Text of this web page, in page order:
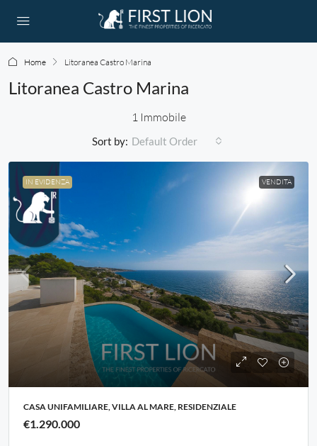
Home Litoranea Castro Marina
Litoranea Castro Marina
1 Immobile
Sort by: Default Order
IN EVIDENZA VENDITA
CASA UNIFAMILIARE, VILLA AL MARE, RESIDENZIALE
€1.290.000